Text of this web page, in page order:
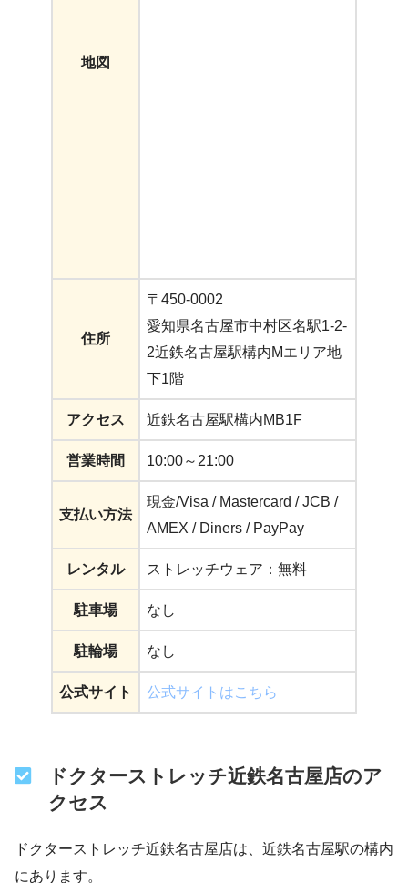
地図
住所
〒450-0002
愛知県名古屋市中村区名駅1-2-
2近鉄名古屋駅構内Mエリア地
下1階
アクセス 近鉄名古屋駅構内MB1F
営業時間 10:00～21:00
支払い方法
現金/Visa / Mastercard / JCB /
AMEX / Diners / PayPay
レンタル ストレッチウェア：無料
駐車場 なし
駐輪場 なし
公式サイト 公式サイトはこちら
ドクターストレッチ近鉄名古屋店のア
クセス
ドクターストレッチ近鉄名古屋店は、近鉄名古屋駅の構内
にあります。